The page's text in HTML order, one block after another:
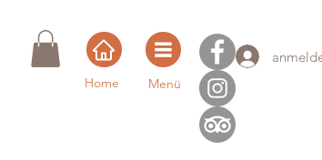
Menü
Home